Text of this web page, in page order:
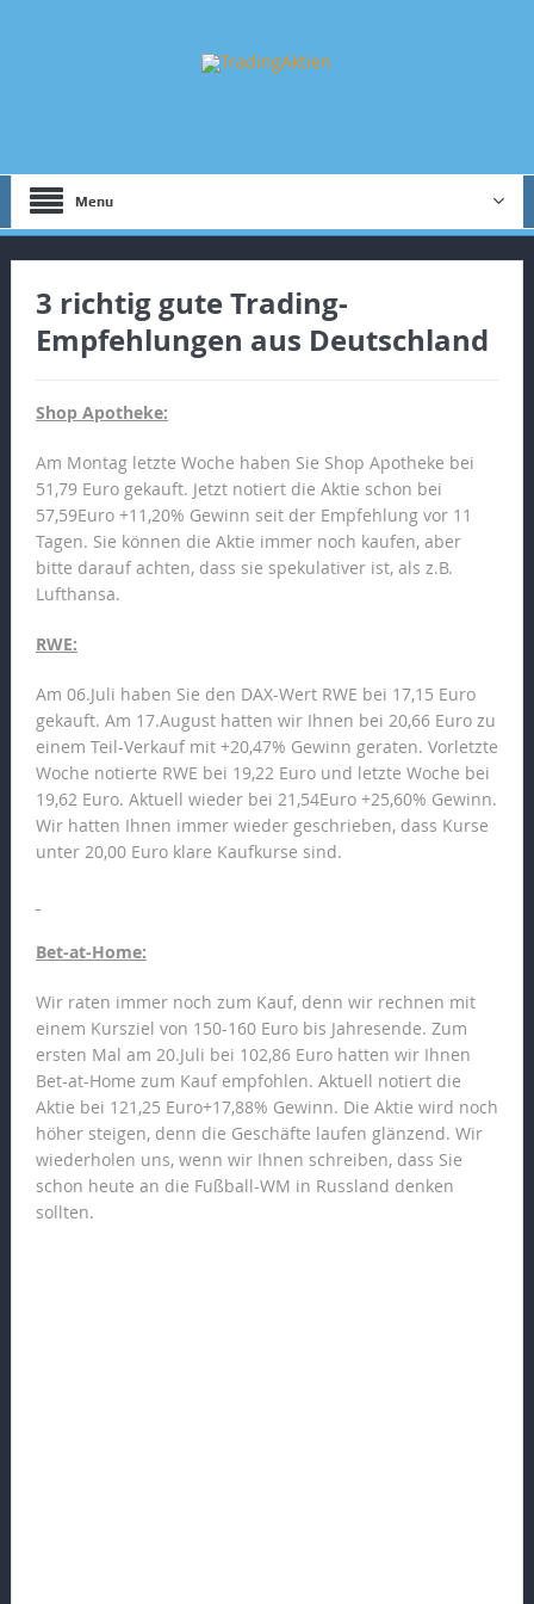
Menu
3 richtig gute Trading-
Empfehlungen aus Deutschland
Shop Apotheke:
Am Montag letzte Woche haben Sie Shop Apotheke bei
51,79 Euro gekauft. Jetzt notiert die Aktie schon bei
57,59Euro +11,20% Gewinn seit der Empfehlung vor 11
Tagen. Sie können die Aktie immer noch kaufen, aber
bitte darauf achten, dass sie spekulativer ist, als z.B.
Lufthansa.
RWE:
Am 06.Juli haben Sie den DAX-Wert RWE bei 17,15 Euro
gekauft. Am 17.August hatten wir Ihnen bei 20,66 Euro zu
einem Teil-Verkauf mit +20,47% Gewinn geraten. Vorletzte
Woche notierte RWE bei 19,22 Euro und letzte Woche bei
19,62 Euro. Aktuell wieder bei 21,54Euro +25,60% Gewinn.
Wir hatten Ihnen immer wieder geschrieben, dass Kurse
unter 20,00 Euro klare Kaufkurse sind.
Bet-at-Home:
Wir raten immer noch zum Kauf, denn wir rechnen mit
einem Kursziel von 150-160 Euro bis Jahresende. Zum
ersten Mal am 20.Juli bei 102,86 Euro hatten wir Ihnen
Bet-at-Home zum Kauf empfohlen. Aktuell notiert die
Aktie bei 121,25 Euro+17,88% Gewinn. Die Aktie wird noch
höher steigen, denn die Geschäfte laufen glänzend. Wir
wiederholen uns, wenn wir Ihnen schreiben, dass Sie
schon heute an die Fußball-WM in Russland denken
sollten.